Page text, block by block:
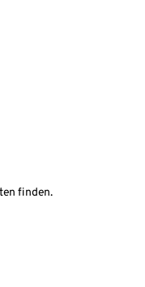
finden.